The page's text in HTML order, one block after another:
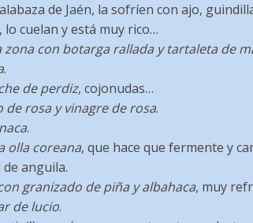
de Jaén, la sofríen con ajo,
cuelan y está muy rico…
zona con botarga rallada y tartaleta de
.
de perdiz, cojonudas…
rosa y vinagre de rosa.
.
olla coreana, que hace que fermente y
anguila.
granizado de piña y albahaca, muy
de lucio.